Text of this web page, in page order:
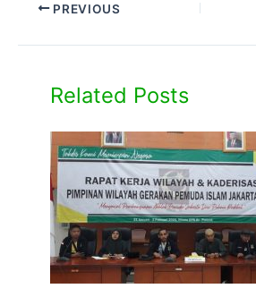
PREVIOUS
Related Posts